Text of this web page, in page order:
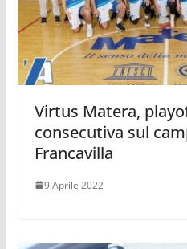
Virtus Matera,
consecutiva sul
Francavilla
9 Aprile 2022